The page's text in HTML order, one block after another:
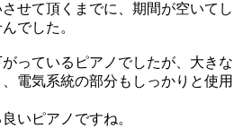
せて頂くまでに、期間が空いてし
でした。
っているピアノでしたが、大きな
電気系統の部分もしっかりと使用
いピアノですね。